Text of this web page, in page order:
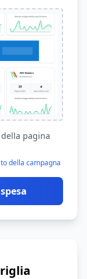
pagina
della campagna